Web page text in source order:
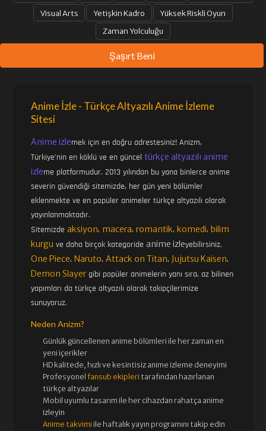
Visual Arts
Yetişkin Kadro
Yüksek Riskli Oyun
Zaman Yolculuğu
Şaşırt Beni
Anime İzle - Türkçe Altyazılı Anime İzleme
Sitesi
Anime izlemek için en doğru adrestesiniz! Anizm,
Türkiye'nin en köklü ve en günceltürkçe altyazılı anime
izleme platformudur. 2013 yılından bu yana binlerce anime
severin güvendiği sitemizde, her gün yeni bölümler
eklenmekte ve en popüler animeler türkçe altyazılı olarak
yayınlanmaktadır.
Sitemizdeaksiyon, macera,romantik, komedi, bilim
kurgu ve daha birçok kategoride anime izleyebilirsiniz.
One Piece, Naruto,Attack on Titan, Jujutsu Kaisen,
Demon Slayer gibi popüler animelerin yanı sıra, az bilinen
yapımları da türkçe altyazılı olarak takipçilerimize
sunuyoruz.
Neden Anizm?
Günlük güncellenen anime bölümleri ile her zaman en
yeni içerikler
HD kalitede, hızlı ve kesintisiz anime izleme deneyimi
Profesyonelfansub ekipleri tarafından hazırlanan
türkçe altyazılar
Mobil uyumlu tasarım ile her cihazdan rahatça anime
izleyin
Anime takvimi ile haftalık yayın programını takip edin